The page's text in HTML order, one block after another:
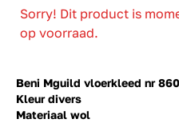
Beni Mguild vloerkleed nr
Kleur divers
Materiaal wol
Sorry! Dit product is
op voorraad.